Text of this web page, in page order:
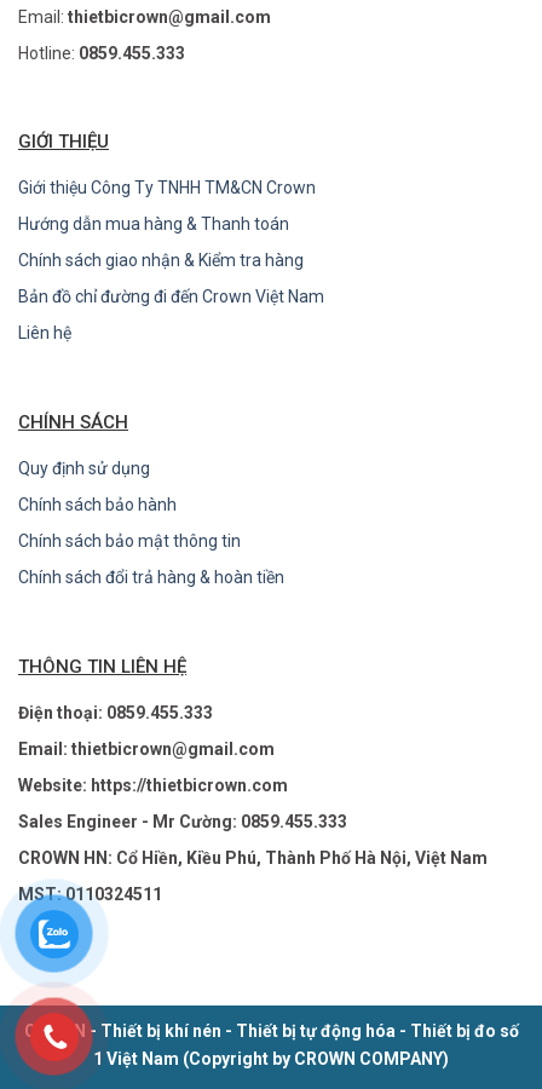
Email: thietbicrown@gmail.com
Hotline: 0859.455.333
GIỚI THIỆU
Giới thiệu Công Ty TNHH TM&CN Crown
Hướng dẫn mua hàng & Thanh toán
Chính sách giao nhận & Kiểm tra hàng
Bản đồ chỉ đường đi đến Crown Việt Nam
Liên hệ
CHÍNH SÁCH
Quy định sử dụng
Chính sách bảo hành
Chính sách bảo mật thông tin
Chính sách đổi trả hàng & hoàn tiền
THÔNG TIN LIÊN HỆ
Điện thoại: 0859.455.333
Email: thietbicrown@gmail.com
Website: https://thietbicrown.com
Sales Engineer - Mr Cường: 0859.455.333
CROWN HN: Cổ Hiền, Kiều Phú, Thành Phố Hà Nội, Việt Nam
MST: 0110324511
CROWN - Thiết bị khí nén - Thiết bị tự động hóa - Thiết bị đo số
1 Việt Nam (Copyright by CROWN COMPANY)